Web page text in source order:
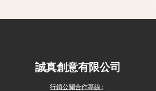
​誠真創意有限公司
行銷公關合作專線 :